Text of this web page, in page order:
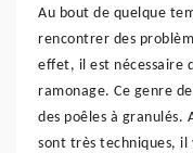
Au bout de quelque
rencontrer des
effet, il est nécessaire
ramonage. Ce genre
des poêles à granulés.
sont très techniques,